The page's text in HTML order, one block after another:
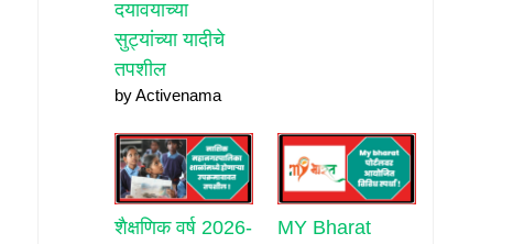
दयावयाच्या
सुट्यांच्या यादीचे
तपशील
by Activenama
शैक्षणिक वर्ष 2026-
MY Bharat